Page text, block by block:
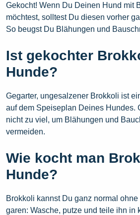
Gekocht! Wenn Du Deinen Hund mit
möchtest, solltest Du diesen vorher
So beugst Du Blähungen und
Ist gekochter
Hunde?
Gegarter, ungesalzener Brokkoli ist
auf dem Speiseplan Deines Hundes.
nicht zu viel, um Blähungen und
vermeiden.
Wie kocht man
Hunde?
Brokkoli kannst Du ganz normal
garen: Wasche, putze und teile ihn in